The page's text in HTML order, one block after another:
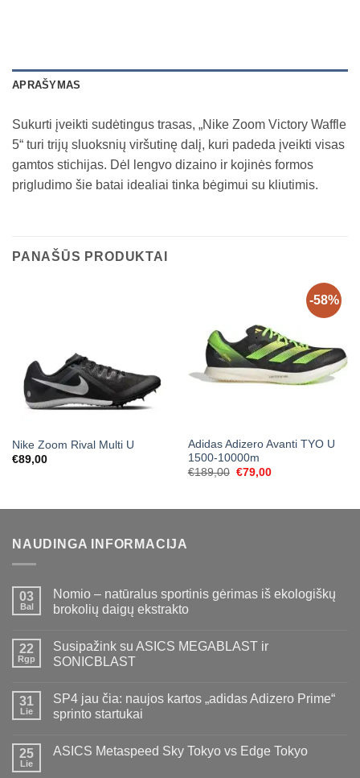
APRAŠYMAS
Sukurti įveikti sudėtingus trasas, „Nike Zoom Victory Waffle
5“ turi trijų sluoksnių viršutinę dalį, kuri padeda įveikti visas
gamtos stichijas. Dėl lengvo dizaino ir kojinės formos
prigludimo šie batai idealiai tinka bėgimui su kliutimis.
PANAŠŪS PRODUKTAI
Nike Zoom Rival Multi U
€89,00
-58%
Adidas Adizero Avanti TYO U
1500-10000m
€189,00 Original
€79,00Current
NAUDINGA INFORMACIJA
03
Bal
Nomio – natūralus sportinis gėrimas iš ekologiškų
brokolių daigų ekstrakto
22
Rgp
Susipažink su ASICS MEGABLAST ir
SONICBLAST
31
Lie
SP4 jau čia: naujos kartos „adidas Adizero Prime“
sprinto startukai
25
Lie
ASICS Metaspeed Sky Tokyo vs Edge Tokyo